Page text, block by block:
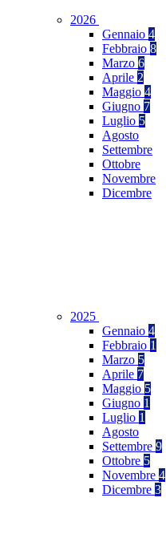
2026
Gennaio 4
Febbraio 8
Marzo 6
Aprile 2
Maggio 4
Giugno 7
Luglio 5
Agosto
Settembre
Ottobre
Novembre
Dicembre
2025
Gennaio 4
Febbraio 1
Marzo 5
Aprile 7
Maggio 5
Giugno 1
Luglio 1
Agosto
Settembre 9
Ottobre 5
Novembre 4
Dicembre 3